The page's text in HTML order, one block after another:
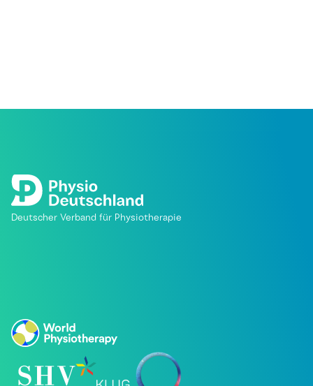
Deutscher Verband für Physiotherapie